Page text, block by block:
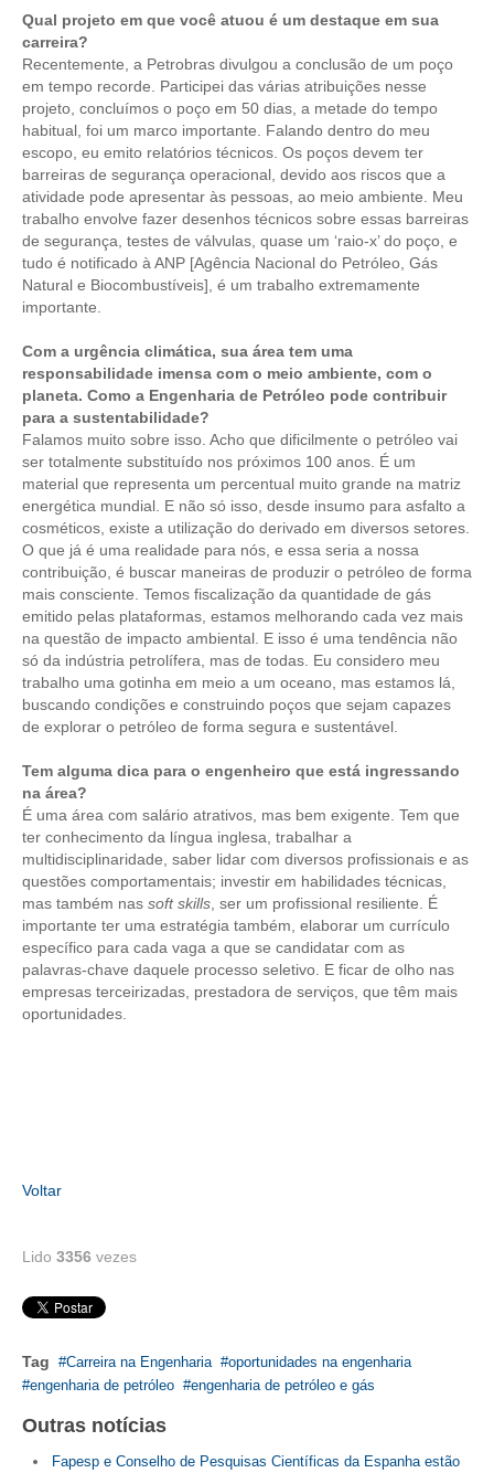
Qual projeto em que você atuou é um destaque em sua
carreira?
Recentemente, a Petrobras divulgou a conclusão de um poço
em tempo recorde. Participei das várias atribuições nesse
projeto, concluímos o poço em 50 dias, a metade do tempo
habitual, foi um marco importante. Falando dentro do meu
escopo, eu emito relatórios técnicos. Os poços devem ter
barreiras de segurança operacional, devido aos riscos que a
atividade pode apresentar às pessoas, ao meio ambiente. Meu
trabalho envolve fazer desenhos técnicos sobre essas barreiras
de segurança, testes de válvulas, quase um ‘raio-x’ do poço, e
tudo é notificado à ANP [Agência Nacional do Petróleo, Gás
Natural e Biocombustíveis], é um trabalho extremamente
importante.
Com a urgência climática, sua área tem uma
responsabilidade imensa com o meio ambiente, com o
planeta. Como a Engenharia de Petróleo pode contribuir
para a sustentabilidade?
Falamos muito sobre isso. Acho que dificilmente o petróleo vai
ser totalmente substituído nos próximos 100 anos. É um
material que representa um percentual muito grande na matriz
energética mundial. E não só isso, desde insumo para asfalto a
cosméticos, existe a utilização do derivado em diversos setores.
O que já é uma realidade para nós, e essa seria a nossa
contribuição, é buscar maneiras de produzir o petróleo de forma
mais consciente. Temos fiscalização da quantidade de gás
emitido pelas plataformas, estamos melhorando cada vez mais
na questão de impacto ambiental. E isso é uma tendência não
só da indústria petrolífera, mas de todas. Eu considero meu
trabalho uma gotinha em meio a um oceano, mas estamos lá,
buscando condições e construindo poços que sejam capazes
de explorar o petróleo de forma segura e sustentável.
Tem alguma dica para o engenheiro que está ingressando
na área?
É uma área com salário atrativos, mas bem exigente. Tem que
ter conhecimento da língua inglesa, trabalhar a
multidisciplinaridade, saber lidar com diversos profissionais e as
questões comportamentais; investir em habilidades técnicas,
mas também nas soft skills, ser um profissional resiliente. É
importante ter uma estratégia também, elaborar um currículo
específico para cada vaga a que se candidatar com as
palavras-chave daquele processo seletivo. E ficar de olho nas
empresas terceirizadas, prestadora de serviços, que têm mais
oportunidades.
Voltar
Lido 3356 vezes
Tag Carreira na Engenharia
oportunidades na engenharia
engenharia de petróleo
engenharia de petróleo e gás
Outras notícias
Fapesp e Conselho de Pesquisas Científicas da Espanha estão